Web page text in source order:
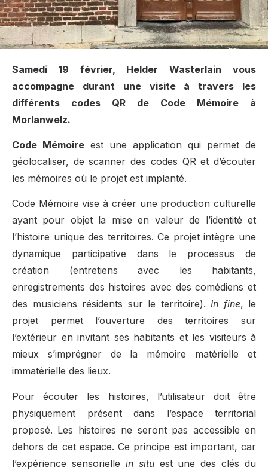
Samedi 19 février, Helder Wasterlain vous
accompagne durant une visite à travers les
différents codes QR de Code Mémoire à
Morlanwelz.
Code Mémoire est une application qui permet de
géolocaliser, de scanner des codes QR et d’écouter
les mémoires où le projet est implanté.
Code Mémoire vise à créer une production culturelle
ayant pour objet la mise en valeur de l’identité et
l’histoire unique des territoires. Ce projet intègre une
dynamique participative dans le processus de
création (entretiens avec les habitants,
enregistrements des histoires avec des comédiens et
des musiciens résidents sur le territoire). In fine, le
projet permet l’ouverture des territoires sur
l’extérieur en invitant ses habitants et les visiteurs à
mieux s’imprégner de la mémoire matérielle et
immatérielle des lieux.
Pour écouter les histoires, l’utilisateur doit être
physiquement présent dans l’espace territorial
proposé. Les histoires ne seront pas accessible en
dehors de cet espace. Ce principe est important, car
l’expérience sensorielle in situest une des clés du